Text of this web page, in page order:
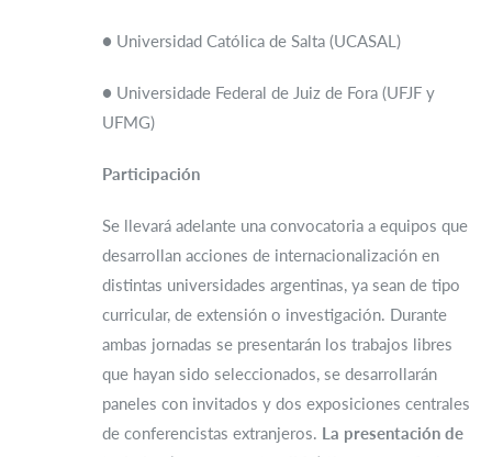
● Universidad Católica de Salta (UCASAL)
● Universidade Federal de Juiz de Fora (UFJF y
UFMG)
Participación
Se llevará adelante una convocatoria a equipos que
desarrollan acciones de internacionalización en
distintas universidades argentinas, ya sean de tipo
curricular, de extensión o investigación. Durante
ambas jornadas se presentarán los trabajos libres
que hayan sido seleccionados, se desarrollarán
paneles con invitados y dos exposiciones centrales
de conferencistas extranjeros. La presentación de